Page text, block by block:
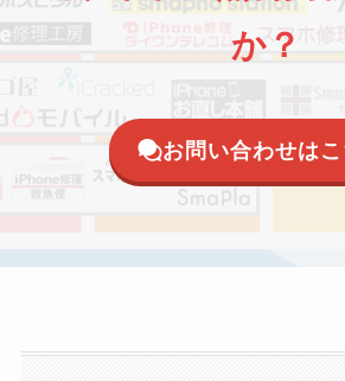
か？
お問い合わせはこ